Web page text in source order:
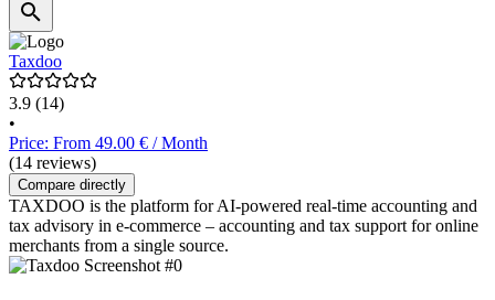
Taxdoo
3.9 (14)
•
Price: From 49.00 € / Month
(14 reviews)
Compare directly
TAXDOO is the platform for AI-powered real-time accounting and
tax advisory in e-commerce – accounting and tax support for online
merchants from a single source.